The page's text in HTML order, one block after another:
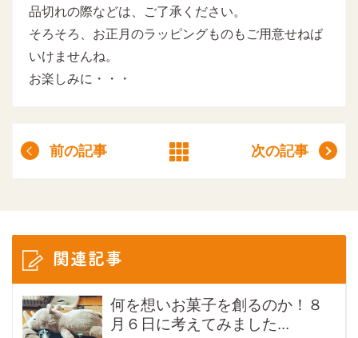
品切れの際などは、ご了承ください。
そろそろ、お正月のラッピングものもご用意せねば
いけませんね。
お楽しみに・・・
前の記事 次の記事
関連記事
何を想いお菓子を創るのか！８
月６日に考えてみました...